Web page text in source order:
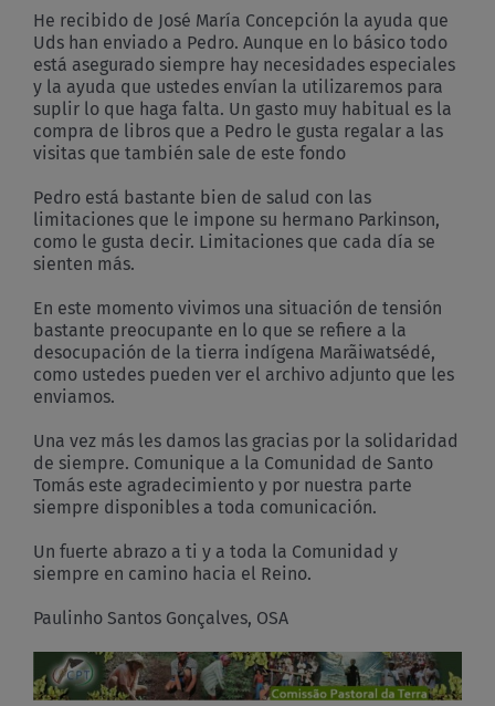
He recibido de José María Concepción la ayuda que
Uds han enviado a Pedro. Aunque en lo básico todo
está asegurado siempre hay necesidades especiales
y la ayuda que ustedes envían la utilizaremos para
suplir lo que haga falta. Un gasto muy habitual es la
compra de libros que a Pedro le gusta regalar a las
visitas que también sale de este fondo
Pedro está bastante bien de salud con las
limitaciones que le impone su hermano Parkinson,
como le gusta decir. Limitaciones que cada día se
sienten más.
En este momento vivimos una situación de tensión
bastante preocupante en lo que se refiere a la
desocupación de la tierra indígena Marãiwatsédé,
como ustedes pueden ver el archivo adjunto que les
enviamos.
Una vez más les damos las gracias por la solidaridad
de siempre. Comunique a la Comunidad de Santo
Tomás este agradecimiento y por nuestra parte
siempre disponibles a toda comunicación.
Un fuerte abrazo a ti y a toda la Comunidad y
siempre en camino hacia el Reino.
Paulinho Santos Gonçalves, OSA